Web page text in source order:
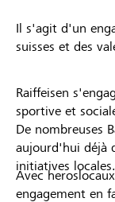
Il s'agit d'un
suisses et des
Raiffeisen
sportive et
De nombreuses
aujourd'hui déjà
initiatives locales.
Avec
engagement en